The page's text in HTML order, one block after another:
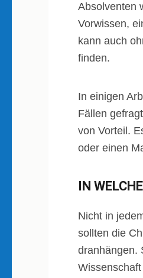
Absolventen
Vorwissen,
kann auch
finden.
In einigen
Fällen
von Vorteil.
oder einen
IN
Nicht in
sollten die
dranhängen.